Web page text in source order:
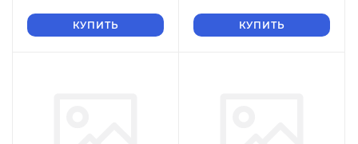
КУПИТЬ КУПИТЬ